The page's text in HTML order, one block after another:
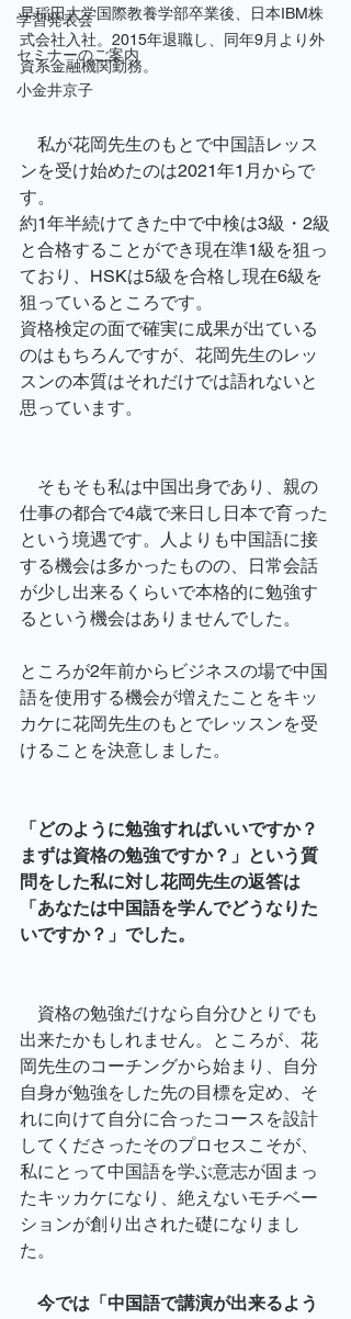
学習発表会
セミナーのご案内
小金井京子
早稲田大学国際教養学部卒業後、日本IBM株
式会社入社。2015年退職し、同年9月より外
資系金融機関勤務。
私が花岡先生のもとで中国語レッス
ンを受け始めたのは2021年1月からで
す。
約1年半続けてきた中で中検は3級・2級
と合格することができ現在準1級を狙っ
ており、HSKは5級を合格し現在6級を
狙っているところです。
資格検定の面で確実に成果が出ている
のはもちろんですが、花岡先生のレッ
スンの本質はそれだけでは語れないと
思っています。
そもそも私は中国出身であり、親の
仕事の都合で4歳で来日し日本で育った
という境遇です。人よりも中国語に接
する機会は多かったものの、日常会話
が少し出来るくらいで本格的に勉強す
るという機会はありませんでした。
ところが2年前からビジネスの場で中国
語を使用する機会が増えたことをキッ
カケに花岡先生のもとでレッスンを受
けることを決意しました。
「どのように勉強すればいいですか？
まずは資格の勉強ですか？」という質
問をした私に対し花岡先生の返答は
「あなたは中国語を学んでどうなりた
いですか？」でした。
資格の勉強だけなら自分ひとりでも
出来たかもしれません。ところが、花
岡先生のコーチングから始まり、自分
自身が勉強をした先の目標を定め、そ
れに向けて自分に合ったコースを設計
してくださったそのプロセスこそが、
私にとって中国語を学ぶ意志が固まっ
たキッカケになり、絶えないモチベー
ションが創り出された礎になりまし
た。
今では「中国語で講演が出来るよう